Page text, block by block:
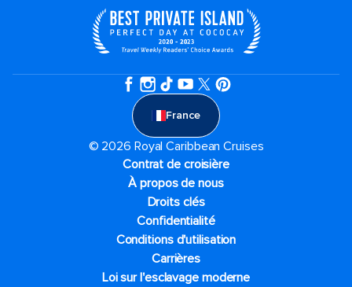
France
© 2026 Royal Caribbean Cruises
Contrat de croisière
À propos de nous
Droits clés
Confidentialité
Conditions d'utilisation
Carrières
Loi sur l'esclavage moderne